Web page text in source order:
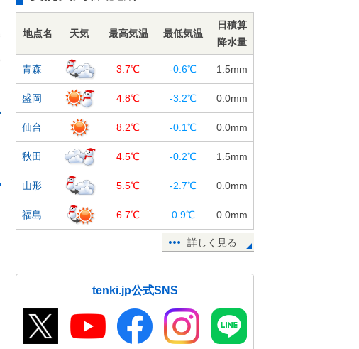
地点名 天気 最高気温 最低気温
日積算
降水量
青森 3.7℃ -0.6℃ 1.5mm
盛岡 4.8℃ -3.2℃ 0.0mm
仙台 8.2℃ -0.1℃ 0.0mm
秋田 4.5℃ -0.2℃ 1.5mm
山形 5.5℃ -2.7℃ 0.0mm
福島 6.7℃ 0.9℃ 0.0mm
詳しく見る
tenki.jp公式SNS